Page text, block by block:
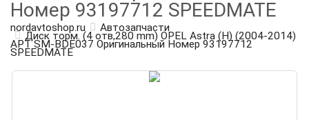
Номер 93197712 SPEEDMATE
nordavtoshop.ru Автозапчасти
Диск торм. (4 отв,280 mm) OPEL Astra (H) (2004-2014)
АРТ SM-BDE037 Оригинальный Номер 93197712
SPEEDMATE